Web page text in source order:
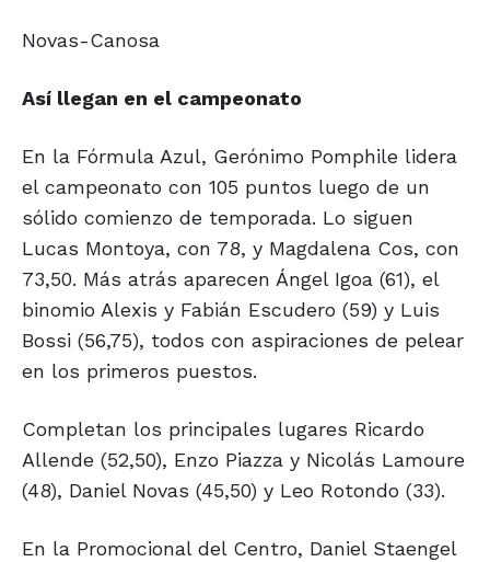
Novas-Canosa
Así llegan en el campeonato
En la Fórmula Azul, Gerónimo Pomphile lidera
el campeonato con 105 puntos luego de un
sólido comienzo de temporada. Lo siguen
Lucas Montoya, con 78, y Magdalena Cos, con
73,50. Más atrás aparecen Ángel Igoa (61), el
binomio Alexis y Fabián Escudero (59) y Luis
Bossi (56,75), todos con aspiraciones de pelear
en los primeros puestos.
Completan los principales lugares Ricardo
Allende (52,50), Enzo Piazza y Nicolás Lamoure
(48), Daniel Novas (45,50) y Leo Rotondo (33).
En la Promocional del Centro, Daniel Staengel